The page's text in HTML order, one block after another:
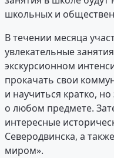
школьных и
В течении месяца
увлекательные
экскурсионном
прокачать свои
и научиться кратко,
о любом предмете.
интересные
Северодвинска, а
миром».